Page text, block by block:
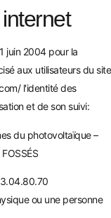
juin 2004 pour la
aux utilisateurs du site
l'identité des
et de son suivi:
du photovoltaïque –
ou une personne